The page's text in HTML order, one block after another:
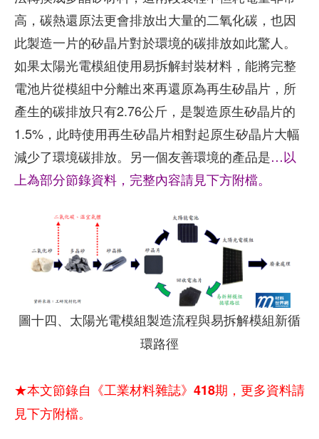
高，碳熱還原法更會排放出大量的二氧化碳，也因
此製造一片的矽晶片對於環境的碳排放如此驚人。
如果太陽光電模組使用易拆解封裝材料，能將完整
電池片從模組中分離出來再還原為再生矽晶片，所
產生的碳排放只有2.76公斤，是製造原生矽晶片的
1.5%，此時使用再生矽晶片相對起原生矽晶片大幅
減少了環境碳排放。另一個友善環境的產品是…以
上為部分節錄資料，完整內容請見下方附檔。
圖十四、太陽光電模組製造流程與易拆解模組新循
環路徑
★本文節錄自《工業材料雜誌》418期，更多資料請
見下方附檔。